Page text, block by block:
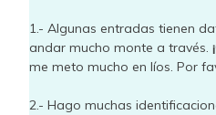
1.- Algunas entradas tienen
andar mucho monte a través.
me meto mucho en líos. Por
2.- Hago muchas